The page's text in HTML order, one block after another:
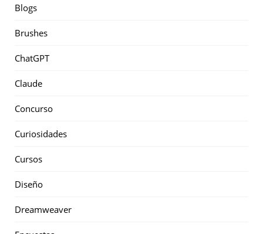
Blogs
Brushes
ChatGPT
Claude
Concurso
Curiosidades
Cursos
Diseño
Dreamweaver